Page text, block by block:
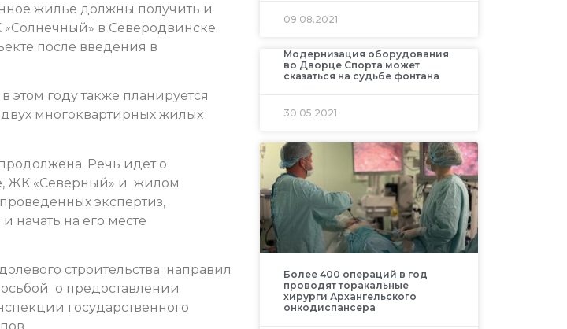
жилье должны получить и
«Солнечный» в Северодвинске.
после введения в
этом году также планируется
двух многоквартирных жилых
Речь идет о
ЖК «Северный» и жилом
экспертиз,
на его месте
строительства направил
о предоставлении
государственного
09.08.2021
Модернизация оборудования
во Дворце Спорта может
сказаться на судьбе фонтана
30.05.2021
Более 400 операций в год
проводят торакальные
хирурги Архангельского
онкодиспансера